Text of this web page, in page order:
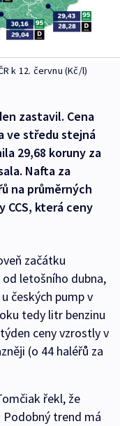
k 12. červnu (Kč/l)
zastavil. Cena
ve středu stejná
29,68 koruny za
Nafta za
na průměrných
CCS, která ceny
začátku
letošního dubna,
českých pump v
tedy litr benzinu
ceny vzrostly v
(o 44 haléřů za
řekl, že
Podobný trend má